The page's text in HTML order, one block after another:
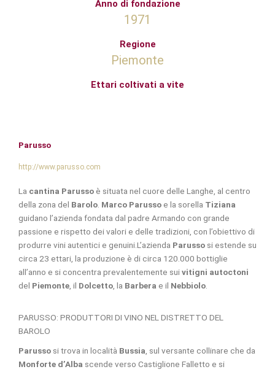
Anno di fondazione
1971
Regione
Piemonte
Ettari coltivati a vite
Parusso
http://www.parusso.com
La cantina Parussoè situata nel cuore delle Langhe, al centro
della zona del Barolo Marco Parussoe la sorella Tiziana
guidano l’azienda fondata dal padre Armando con grande
passione e rispetto dei valori e delle tradizioni, con l’obiettivo di
produrre vini autentici e genuini.L’azienda Parusso si estende su
circa 23 ettari, la produzione è di circa 120.000 bottiglie
all’anno e si concentra prevalentemente suivitigni autoctoni
del Piemonte , il Dolcetto , la Barbera e il Nebbiolo
PARUSSO: PRODUTTORI DI VINO NEL DISTRETTO DEL
BAROLO
Parusso si trova in località Bussia , sul versante collinare che da
Monforte d’Alba scende verso Castiglione Falletto e si